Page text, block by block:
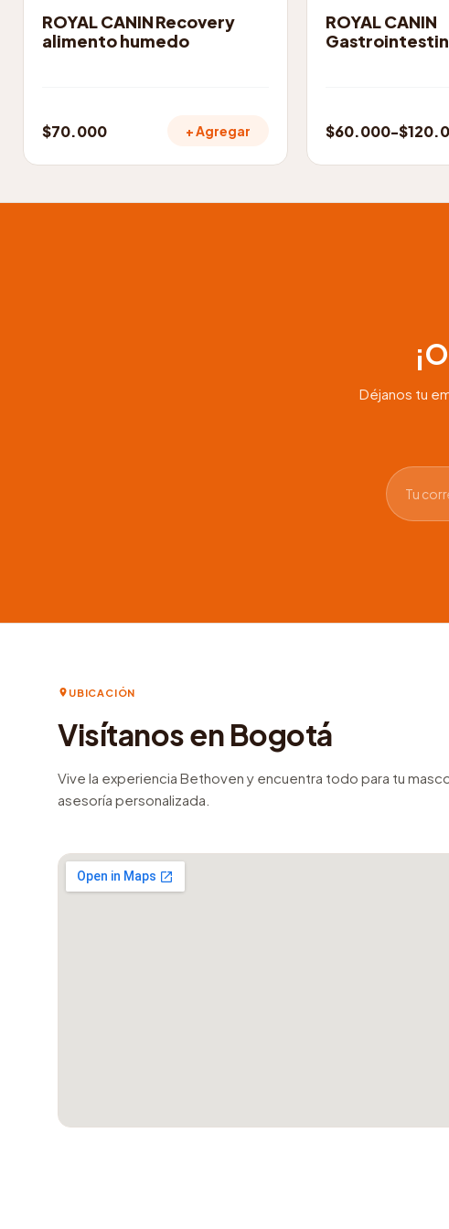
ROYAL CANIN Recovery
alimento humedo
$70.000 + Agregar
ROYAL CANIN
$60.000-$
Rango
de
Déjanos tu
UBICACIÓN
Visítanos en Bogotá
Vive la experiencia Bethoven y encuentra todo para tu
asesoría personalizada.